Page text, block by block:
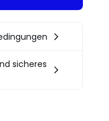
sicheres